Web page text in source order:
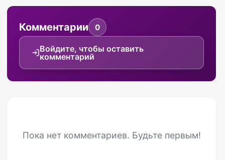
Комментарии 0
Войдите, чтобы оставить
комментарий
Пока нет комментариев. Будьте первым!